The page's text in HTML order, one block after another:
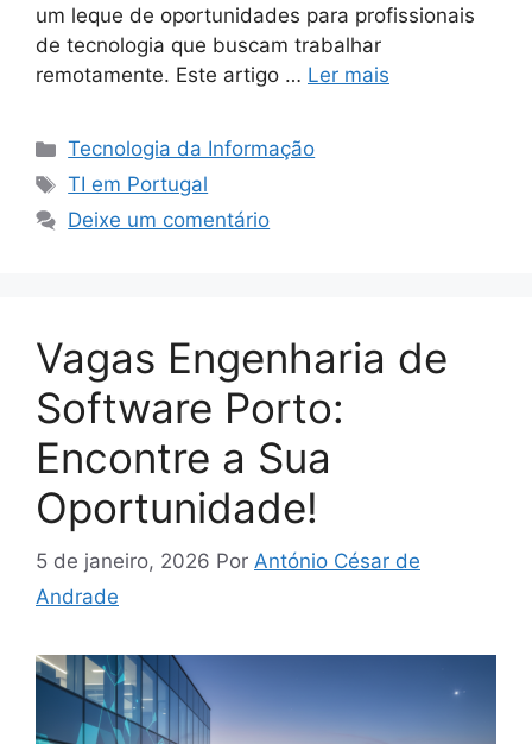
um leque de oportunidades para profissionais
de tecnologia que buscam trabalhar
remotamente. Este artigo … Ler mais
Categorias
Tecnologia da Informação
Tags
TI em Portugal
Deixe um comentário
Vagas Engenharia de
Software Porto:
Encontre a Sua
Oportunidade!
5 de janeiro, 2026 Por António César de
Andrade